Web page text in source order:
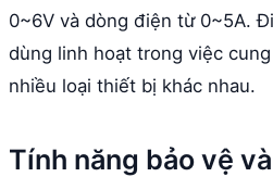
0~6V và dòng điện từ 0~5A.
dùng linh hoạt trong việc
nhiều loại thiết bị khác nhau.
Tính năng bảo vệ